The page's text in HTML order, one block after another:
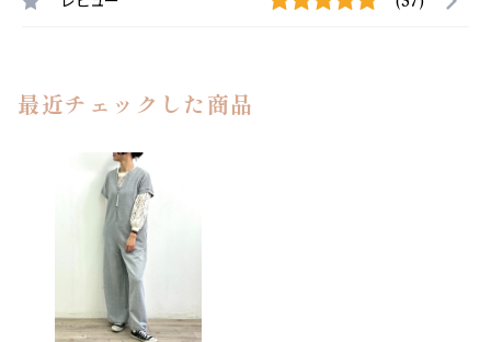
最近チェックした商品